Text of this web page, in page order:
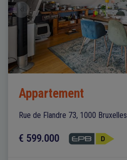
Appartement
Rue de Flandre 73, 1000 Bruxelles
€ 599.000